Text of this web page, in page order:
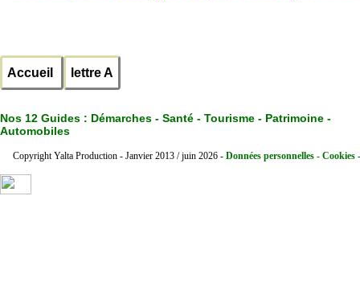
Accueil lettre A
Nos 12 Guides : Démarches - Santé - Tourisme - Patrimoine -
Automobiles
Copyright Yalta Production - Janvier 2013 / juin 2026 - Données personnelles - Cookies